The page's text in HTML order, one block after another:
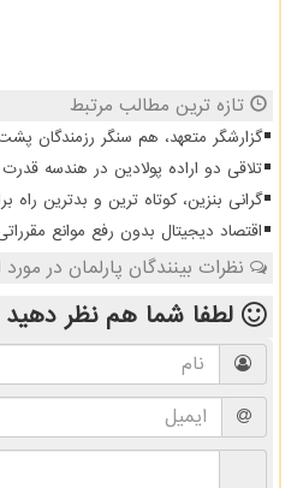
تازه ترین مطالب مرتبط
گزارشگر متعهد، هم سنگر رزمندگان
تلاقی دو اراده پولادین در هندسه قدرت
گرانی بنزین، کوتاه ترین و بدترین
اقتصاد دیجیتال بدون رفع موانع
نظرات بینندگان پارلمان در
لطفا شما همنظر دهید